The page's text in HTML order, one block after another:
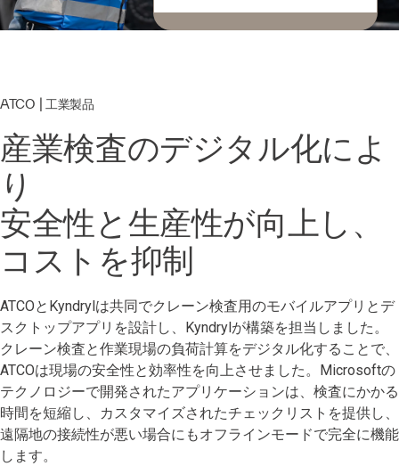
ATCO | 工業製品
産業検査のデジタル化によ
り
安全性と生産性が向上し、
コストを抑制
ATCOとKyndrylは共同でクレーン検査用のモバイルアプリとデ
スクトップアプリを設計し、Kyndrylが構築を担当しました。
クレーン検査と作業現場の負荷計算をデジタル化することで、
ATCOは現場の安全性と効率性を向上させました。Microsoftの
テクノロジーで開発されたアプリケーションは、検査にかかる
時間を短縮し、カスタマイズされたチェックリストを提供し、
遠隔地の接続性が悪い場合にもオフラインモードで完全に機能
します。